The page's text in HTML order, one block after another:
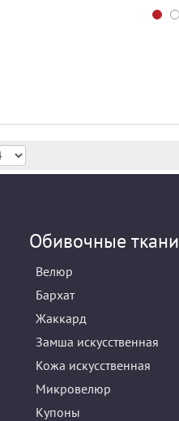
Обивочные ткани
Велюр
Бархат
Жаккард
Замша искусственная
Кожа искусственная
Микровелюр
Купоны